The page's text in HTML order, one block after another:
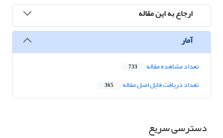
ارجاع به این مقاله
آمار
تعداد مشاهده مقاله 733
تعداد دریافت فایل اصل مقاله 365
دسترسی سریع